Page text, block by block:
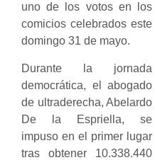
uno de los votos en los
comicios celebrados este
domingo 31 de mayo.
Durante la jornada
democrática, el abogado
de ultraderecha, Abelardo
De la Espriella, se
impuso en el primer lugar
tras obtener 10.338.440